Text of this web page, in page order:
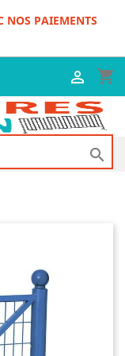
NOS PAIEMENTS
shopping_cart

